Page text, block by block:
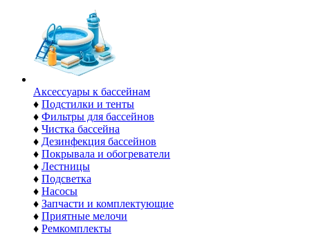
Аксессуары к бассейнам
♦ Подстилки и тенты
♦ Фильтры для бассейнов
♦ Чистка бассейна
♦ Дезинфекция бассейнов
♦ Покрывала и обогреватели
♦ Лестницы
♦ Подсветка
♦ Насосы
♦ Запчасти и комплектующие
♦ Приятные мелочи
♦ Ремкомплекты